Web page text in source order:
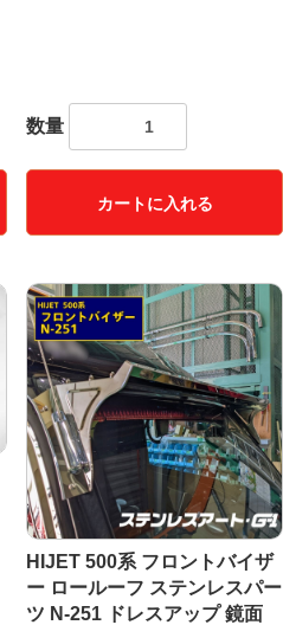
数量
カートに入れる
HIJET 500系 フロントバイザ
ー ロールーフ ステンレスパー
ツ N-251 ドレスアップ 鏡面